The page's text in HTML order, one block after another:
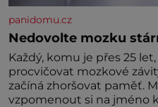
panidomu.cz
Nedovolte mozku
Každý, komu je přes 25
procvičovat mozkové
začíná zhoršovat paměť.
vzpomenout si na jméno